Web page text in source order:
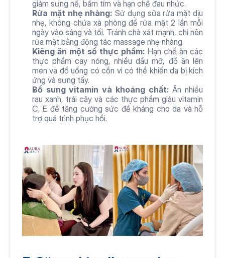
giảm sưng nề, bầm tím và hạn chế đau nhức.
Rửa mặt nhẹ nhàng: Sử dụng sữa rửa mặt dịu
nhẹ, không chứa xà phòng để rửa mặt 2 lần mỗi
ngày vào sáng và tối. Tránh chà xát mạnh, chỉ nên
rửa mặt bằng động tác massage nhẹ nhàng.
Kiêng ăn một số thực phẩm: Hạn chế ăn các
thực phẩm cay nóng, nhiều dầu mỡ, đồ ăn lên
men và đồ uống có cồn vì có thể khiến da bị kích
ứng và sưng tấy.
Bổ sung vitamin và khoáng chất: Ăn nhiều
rau xanh, trái cây và các thực phẩm giàu vitamin
C, E để tăng cường sức đề kháng cho da và hỗ
trợ quá trình phục hồi.